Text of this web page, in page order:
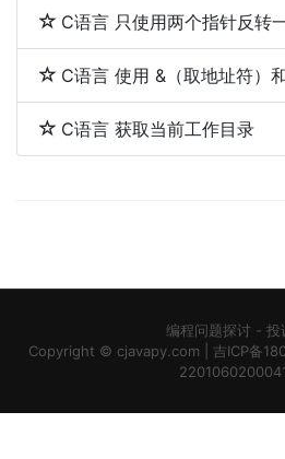
C语言 只使用两个指针反转
C语言 使用 &（取地址符）
C语言 获取当前工作目录
编程问题探讨 - 投
Copyright © cjavapy.com 吉ICP备